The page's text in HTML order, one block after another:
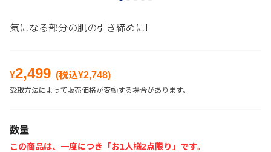
気になる部分の肌の引き締めに!
¥2,499 (税込¥2,748)
受取方法によって販売価格が変動する場合があります。
数量
この商品は、一度につき「お1人様2点限り」です。